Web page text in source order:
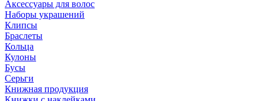
Аксессуары для волос
Наборы украшений
Клипсы
Браслеты
Кольца
Кулоны
Бусы
Серьги
Книжная продукция